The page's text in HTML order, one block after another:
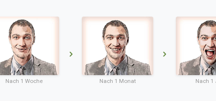
Nach 1 Woche Nach 1 Monat Nach 1